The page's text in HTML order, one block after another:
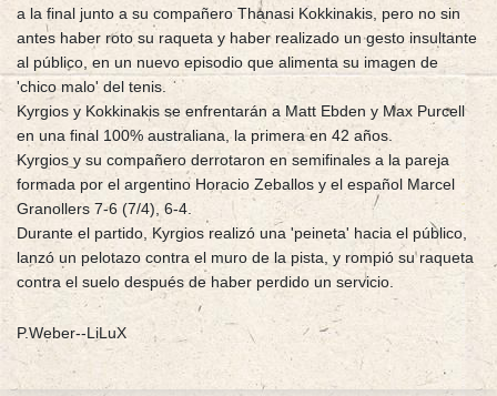
a la final junto a su compañero Thanasi Kokkinakis, pero no sin
antes haber roto su raqueta y haber realizado un gesto insultante
al público, en un nuevo episodio que alimenta su imagen de
'chico malo' del tenis.
Kyrgios y Kokkinakis se enfrentarán a Matt Ebden y Max Purcell
en una final 100% australiana, la primera en 42 años.
Kyrgios y su compañero derrotaron en semifinales a la pareja
formada por el argentino Horacio Zeballos y el español Marcel
Granollers 7-6 (7/4), 6-4.
Durante el partido, Kyrgios realizó una 'peineta' hacia el público,
lanzó un pelotazo contra el muro de la pista, y rompió su raqueta
contra el suelo después de haber perdido un servicio.
P.Weber--LiLuX